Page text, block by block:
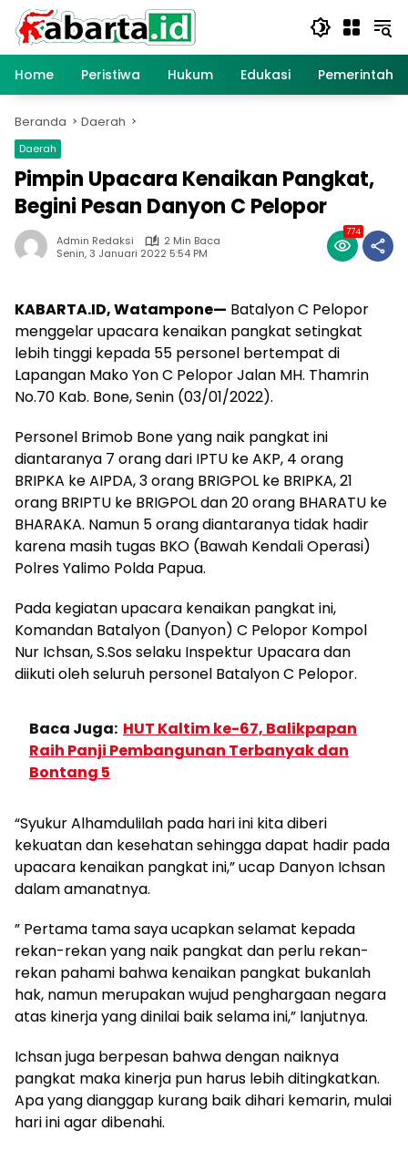
Langsung
konten
Home
Peristiwa Hukum Edukasi
Beranda Daerah
Daerah
Pimpin Upacara Kenaikan Pangkat,
Begini Pesan Danyon C Pelopor
Admin Redaksi
2 Min Baca
Senin, 3 Januari 2022 5:54 PM
774
KABARTA.ID, Watampone— Batalyon C Pelopor
menggelar upacara kenaikan pangkat setingkat
lebih tinggi kepada 55 personel bertempat di
Lapangan Mako Yon C Pelopor Jalan MH. Thamrin
No.70 Kab. Bone, Senin (03/01/2022).
Personel Brimob Bone yang naik pangkat ini
diantaranya 7 orang dari IPTU ke AKP, 4 orang
BRIPKA ke AIPDA, 3 orang BRIGPOL ke BRIPKA, 21
orang BRIPTU ke BRIGPOL dan 20 orang BHARATU ke
BHARAKA. Namun 5 orang diantaranya tidak hadir
karena masih tugas BKO (Bawah Kendali Operasi)
Polres Yalimo Polda Papua.
Pada kegiatan upacara kenaikan pangkat ini,
Komandan Batalyon (Danyon) C Pelopor Kompol
Nur Ichsan, S.Sos selaku Inspektur Upacara dan
diikuti oleh seluruh personel Batalyon C Pelopor.
Baca Juga: HUT Kaltim ke-67, Balikpapan
Raih Panji Pembangunan Terbanyak dan
Bontang 5
“Syukur Alhamdulilah pada hari ini kita diberi
kekuatan dan kesehatan sehingga dapat hadir pada
upacara kenaikan pangkat ini,” ucap Danyon Ichsan
dalam amanatnya.
” Pertama tama saya ucapkan selamat kepada
rekan-rekan yang naik pangkat dan perlu rekan-
rekan pahami bahwa kenaikan pangkat bukanlah
hak, namun merupakan wujud penghargaan negara
atas kinerja yang dinilai baik selama ini,” lanjutnya.
Ichsan juga berpesan bahwa dengan naiknya
pangkat maka kinerja pun harus lebih ditingkatkan.
Apa yang dianggap kurang baik dihari kemarin, mulai
hari ini agar dibenahi.